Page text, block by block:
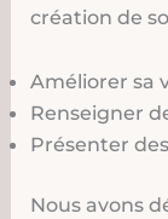
création de
Améliorer sa
Renseigner
Présenter
Nous avons